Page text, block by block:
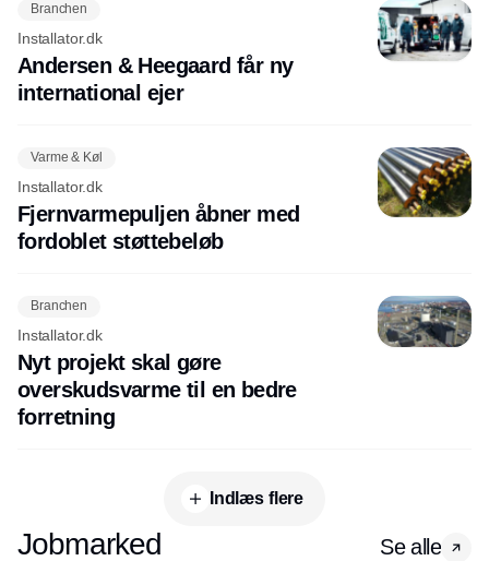
Branchen
Installator.dk
Andersen & Heegaard får ny
international ejer
Varme & Køl
Installator.dk
Fjernvarmepuljen åbner med
fordoblet støttebeløb
Branchen
Installator.dk
Nyt projekt skal gøre
overskudsvarme til en bedre
forretning
Indlæs flere
Jobmarked Se alle